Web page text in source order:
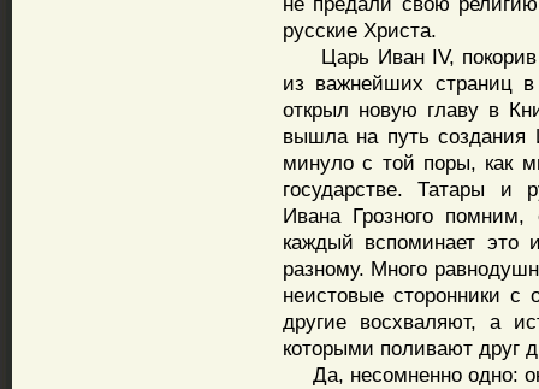
русские Христа.
Царь Иван IV, покорив
из важнейших страниц в
открыл новую главу в
вышла на путь создания
минуло с той поры, как
государстве. Татары и
Ивана Грозного
каждый вспоминает это
разному. Много
неистовые сторонники с
другие восхваляют, а
которыми поливают друг
Да, несомненно одно: